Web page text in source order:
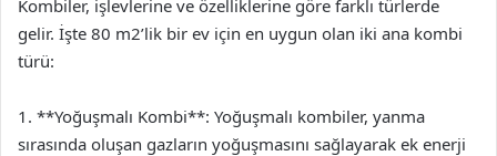
Kombiler, işlevlerine ve özelliklerine göre farklı türlerde
gelir. İşte 80 m2’lik bir ev için en uygun olan iki ana kombi
türü:
1. **Yoğuşmalı Kombi**: Yoğuşmalı kombiler, yanma
sırasında oluşan gazların yoğuşmasını sağlayarak ek enerji